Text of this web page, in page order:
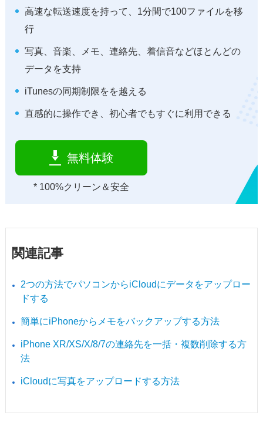
高速な転送速度を持って、1分間で100ファイルを移
行
写真、音楽、メモ、連絡先、着信音などほとんどの
データを支持
iTunesの同期制限をを越える
直感的に操作でき、初心者でもすぐに利用できる
無料体験
* 100%クリーン＆安全
関連記事
2つの方法でパソコンからiCloudにデータをアップロー
ドする
簡単にiPhoneからメモをバックアップする方法
iPhone XR/XS/X/8/7の連絡先を一括・複数削除する方
法
iCloudに写真をアップロードする方法